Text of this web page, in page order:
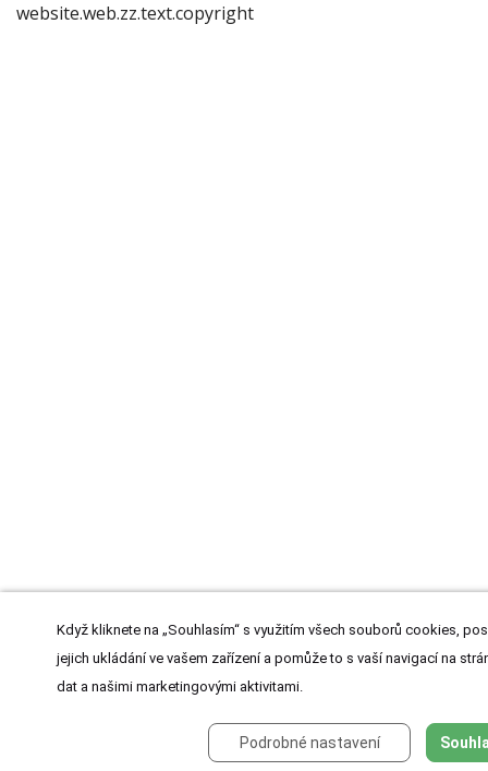
website.web.zz.text.copyright
Když kliknete na „Souhlasím“ s využitím všech souborů cookies,
jejich ukládání ve vašem zařízení a pomůže to s vaší navigací na
dat a našimi marketingovými aktivitami.
Podrobné nastavení